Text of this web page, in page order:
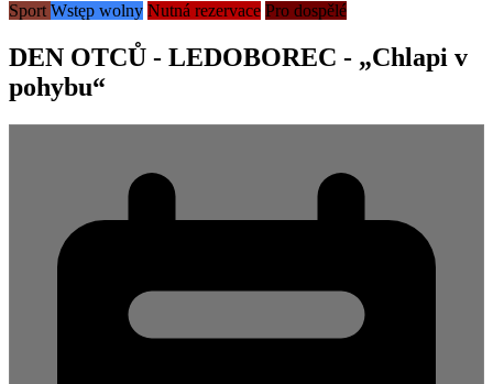
Sport Wstęp wolny Nutná rezervace Pro dospělé
DEN OTCŮ - LEDOBOREC - „Chlapi v
pohybu“